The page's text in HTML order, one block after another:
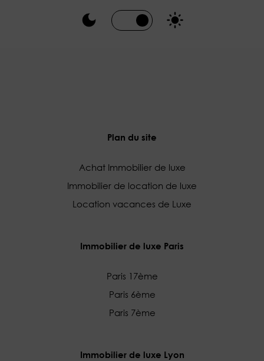
Plan du site
Achat Immobilier de luxe
Immobilier de location de luxe
Location vacances de Luxe
Immobilier de luxe Paris
Paris 17ème
Paris 6ème
Paris 7ème
Immobilier de luxe Lyon